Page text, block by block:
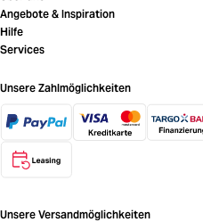
Angebote & Inspiration
Hilfe
Services
Unsere Zahlmöglichkeiten
Unsere Versandmöglichkeiten